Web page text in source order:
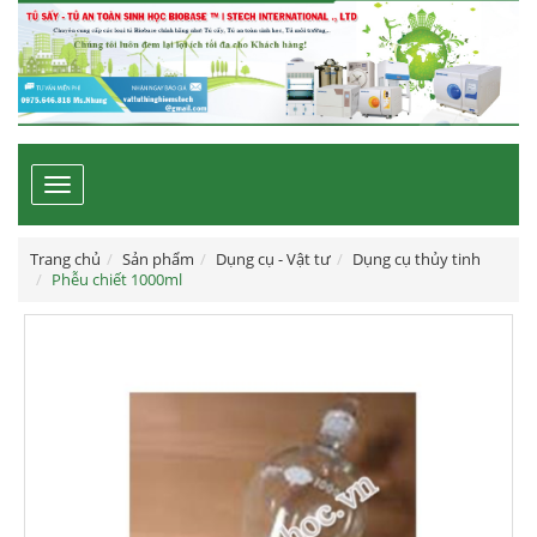
Toggle
navigation
Trang chủ Sản phẩm Dụng cụ - Vật tư
Dụng cụ thủy tinh
Phễu chiết 1000ml